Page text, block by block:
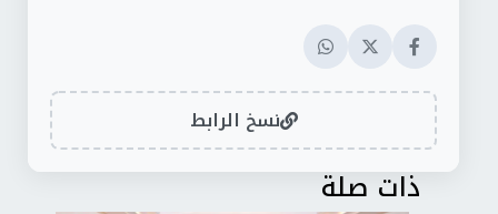
نسخ الرابط
ذات صلة